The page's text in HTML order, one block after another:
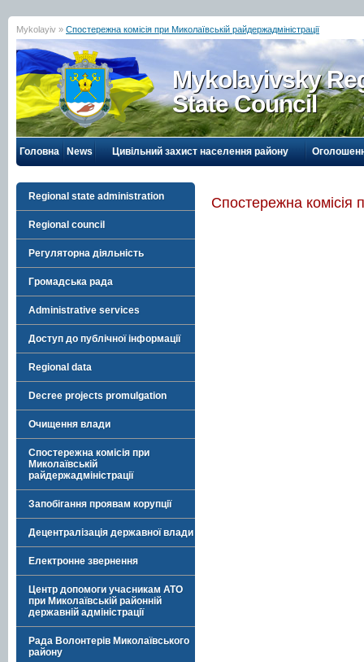
Mykolayiv » Спостережна комісія при Миколаївській райдержадміністрації
Mykolayivsky
State Council
Головна News Цивільний захист населення району
Regional state administration
Regional council
Регуляторна діяльність
Громадська рада
Administrative services
Доступ до публічної інформації
Regional data
Decree projects promulgation
Очищення влади
Спостережна комісія при
Миколаївській
райдержадміністрації
Запобігання проявам корупції
Децентралізація державної влади
Електронне звернення
Центр допомоги учасникам АТО
при Миколаївській районній
державній адміністрації
Рада Волонтерів Миколаївського
району
Спостережна комісія